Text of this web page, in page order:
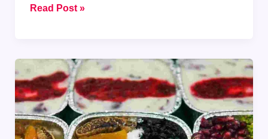
हलीम
स्मोकी
फ्लेवर
देने
का
Read Post »